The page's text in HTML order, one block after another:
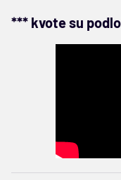
*** kvote su